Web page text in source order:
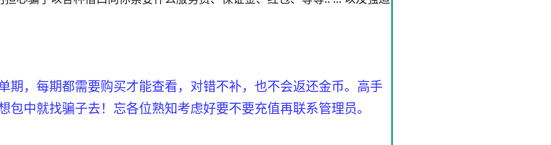
期，每期都需要购买才能查看，对错不补，也不会返还金币。高手
中就找骗子去！忘各位熟知考虑好要不要充值再联系管理员。